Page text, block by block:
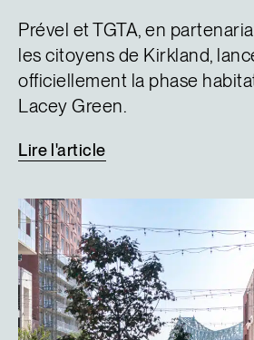
Prével et TGTA, en
les citoyens de Kirkland,
officiellement la phase
Lacey Green.
Lire l'article